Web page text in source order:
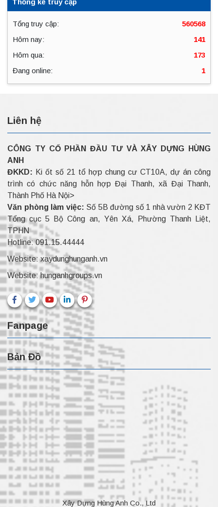
Thống kê truy cập
560568
Tổng truy cập:
141
Hôm nay:
173
Hôm qua:
1
Đang online:
Liên hệ
CÔNG TY CỔ PHẦN ĐẦU TƯ VÀ XÂY DỰNG HÙNG
ANH
ĐKKD: Ki ốt số 21 tổ hợp chung cư CT10A, dự án công
trình có chức năng hỗn hợp Đại Thanh, xã Đại Thanh,
Thành Phố Hà Nội>
Văn phòng làm việc: Số 5B đường số 1 nhà vườn 2 KĐT
Tổng cục 5 Bộ Công an, Yên Xá, Phường Thanh Liệt,
TPHN
Hotline:091.15.44444
Website:xaydunghunganh.vn
Website:hunganhgroups.vn
Fanpage
Bản Đồ
Xây Dựng Hùng Anh Co., Ltd